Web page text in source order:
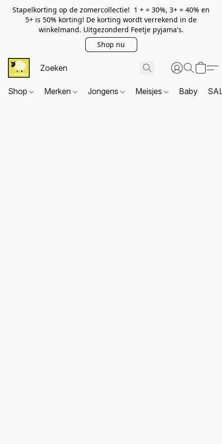
Stapelkorting op de zomercollectie! 1 + = 30%, 3+ = 40% en
5+ is 50% korting! De korting wordt verrekend in de
winkelmand. Uitgezonderd Feetje pyjama's.
Shop nu
Shop Merken Jongens Meisjes Baby